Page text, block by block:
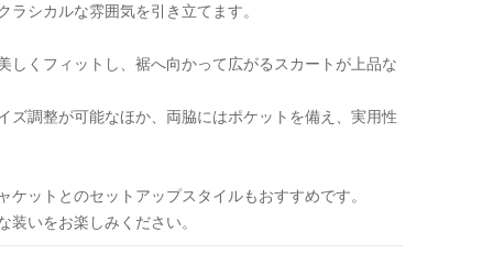
ラシカルな雰囲気を引き立てます。
しくフィットし、裾へ向かって広がるスカートが上品な
ズ調整が可能なほか、両脇にはポケットを備え、実用性
ケットとのセットアップスタイルもおすすめです。
いをお楽しみください。